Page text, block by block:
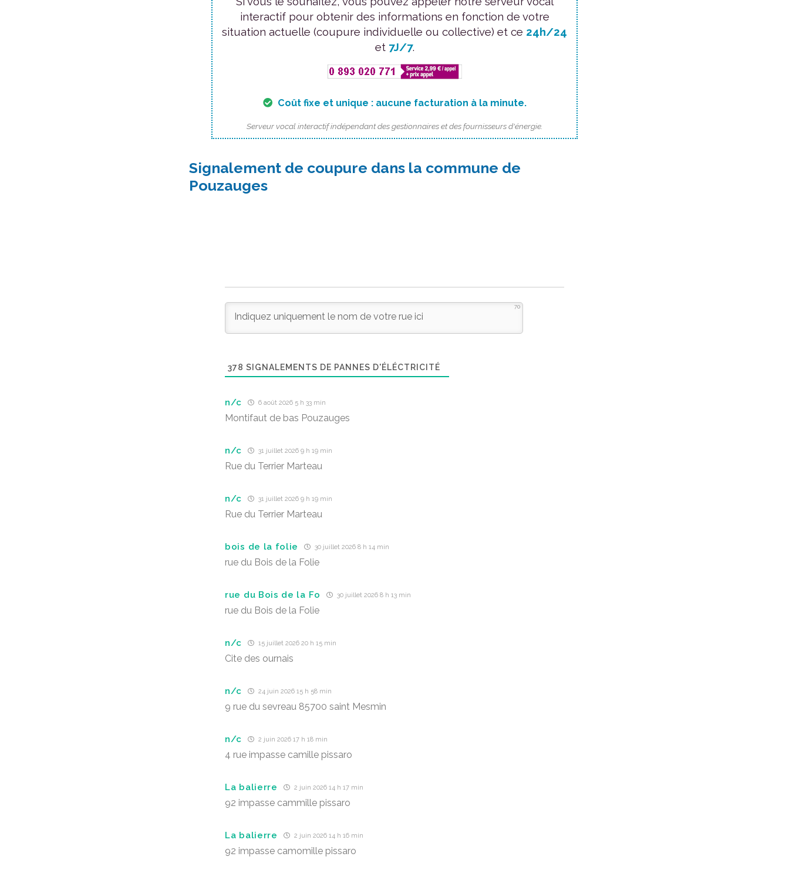
interactif pour obtenir des informations en fonction de votre
situation actuelle (coupure individuelle ou collective) et ce 24h/24
et 7J/7.
Coût fixe et unique : aucune facturation à la minute.
Serveur vocal interactif indépendant des gestionnaires et des fournisseurs d'énergie.
Signalement de coupure dans la commune de
Pouzauges
70
378 SIGNALEMENTS DE PANNES D'ÉLÉCTRICITÉ
n/c 6 août 2026 5 h 33 min
Montifaut de bas Pouzauges
n/c 31 juillet 2026 9 h 19 min
Rue du Terrier Marteau
n/c 31 juillet 2026 9 h 19 min
Rue du Terrier Marteau
bois de la folie 30 juillet 2026 8 h 14 min
rue du Bois de la Folie
rue du Bois de la Fo 30 juillet 2026 8 h 13 min
rue du Bois de la Folie
n/c 15 juillet 2026 20 h 15 min
Cite des ournais
n/c 24 juin 2026 15 h 58 min
9 rue du sevreau 85700 saint Mesmin
n/c 2 juin 2026 17 h 18 min
4 rue impasse camille pissaro
La balierre 2 juin 2026 14 h 17 min
92 impasse cammille pissaro
La balierre 2 juin 2026 14 h 16 min
92 impasse camomille pissaro